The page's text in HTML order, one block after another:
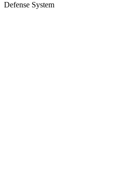
Defense System